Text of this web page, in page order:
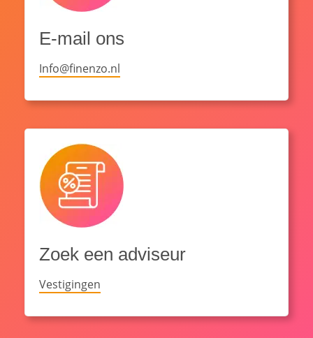
E-mail ons
Info@finenzo.nl
Zoek een adviseur
Vestigingen